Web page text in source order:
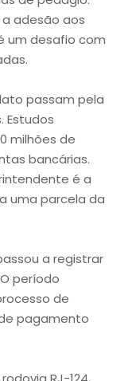
adesão aos
um desafio com
passam pela
Estudos
milhões de
bancárias.
é a
uma parcela da
a registrar
período
de
pagamento